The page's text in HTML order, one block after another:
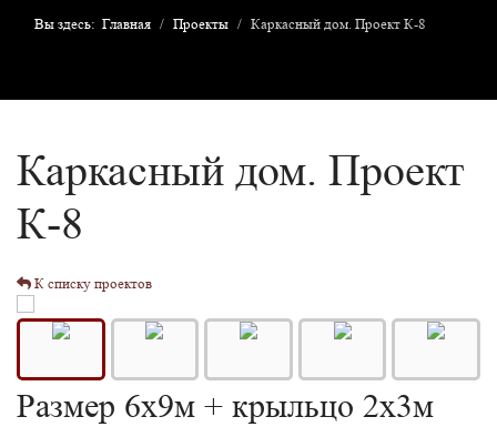
Вы здесь: Главная Проекты Каркасный дом. Проект К-8
Каркасный дом. Проект
К-8
К списку проектов
Размер 6х9м + крыльцо 2х3м